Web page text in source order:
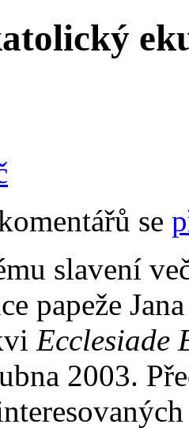
se
slavení
papeže
Ecclesiade
2003.